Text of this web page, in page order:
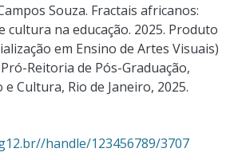
Souza. Fractais africanos:
cultura na educação. 2025. Produto
em Ensino de Artes Visuais)
Reitoria de Pós-Graduação,
e Cultura, Rio de Janeiro, 2025.
handle/123456789/3707